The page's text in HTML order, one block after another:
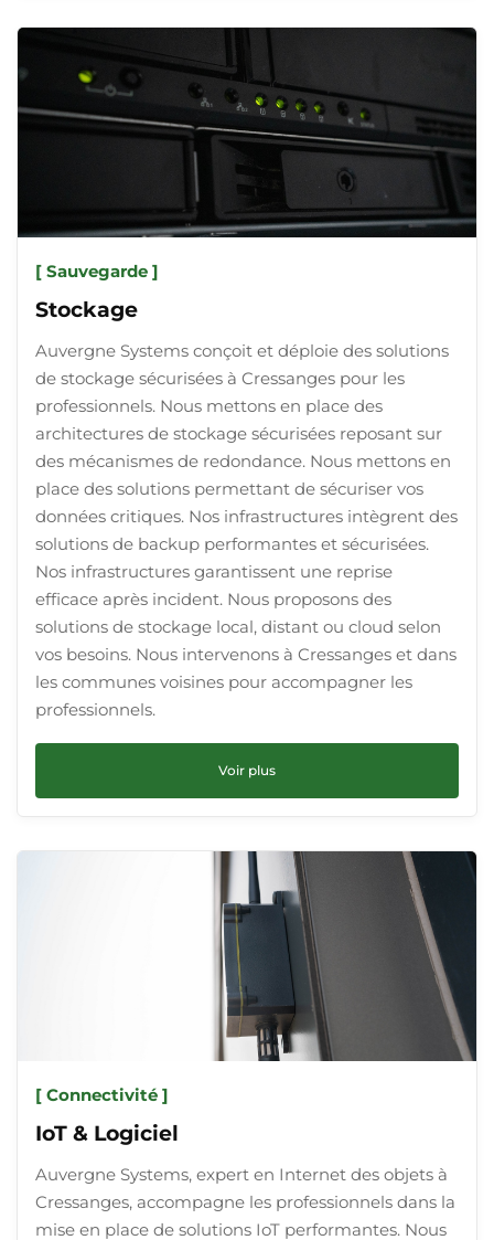
[ Sauvegarde ]
Stockage
Auvergne Systems conçoit et déploie des solutions
de stockage sécurisées à Cressanges pour les
professionnels. Nous mettons en place des
architectures de stockage sécurisées reposant sur
des mécanismes de redondance. Nous mettons en
place des solutions permettant de sécuriser vos
données critiques. Nos infrastructures intègrent des
solutions de backup performantes et sécurisées.
Nos infrastructures garantissent une reprise
efficace après incident. Nous proposons des
solutions de stockage local, distant ou cloud selon
vos besoins. Nous intervenons à Cressanges et dans
les communes voisines pour accompagner les
professionnels.
Voir plus
[ Connectivité ]
IoT & Logiciel
Auvergne Systems, expert en Internet des objets à
Cressanges, accompagne les professionnels dans la
mise en place de solutions IoT performantes. Nous